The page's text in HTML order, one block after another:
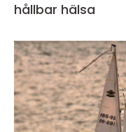
hållbar hälsa